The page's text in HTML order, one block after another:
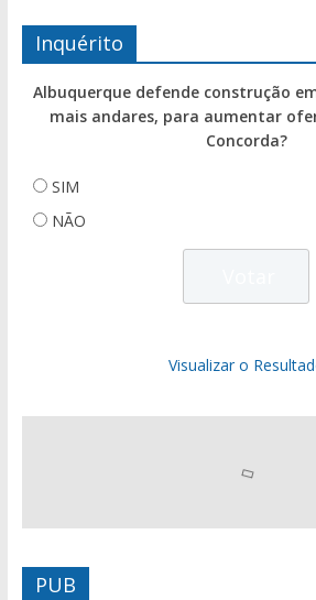
Inquérito
Albuquerque defende construção
mais andares, para aumentar
Concorda?
SIM
NÃO
Visualizar o
PUB